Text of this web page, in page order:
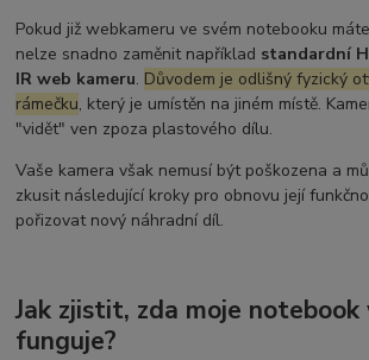
Pokud již webkameru ve svém notebooku
nelze snadno zaměnit například standardní
IR web kameru. Důvodem je odlišný fyzický
rámečku, který je umístěn na jiném místě.
"vidět" ven zpoza plastového dílu.
Vaše kamera však nemusí být poškozena a
zkusit následující kroky pro obnovu její
pořizovat nový náhradní díl.
Jak zjistit, zda moje notebook
funguje?